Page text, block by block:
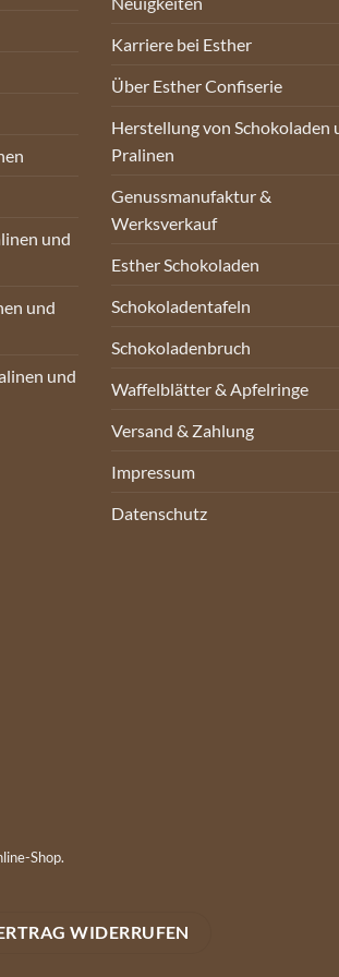
und
und
und
Karriere bei Esther
Über Esther Confiserie
Herstellung von Schokoladen
Pralinen
Genussmanufaktur &
Werksverkauf
Esther Schokoladen
Schokoladentafeln
Schokoladenbruch
Waffelblätter & Apfelringe
Versand & Zahlung
Impressum
Datenschutz
Shop.
WIDERRUFEN